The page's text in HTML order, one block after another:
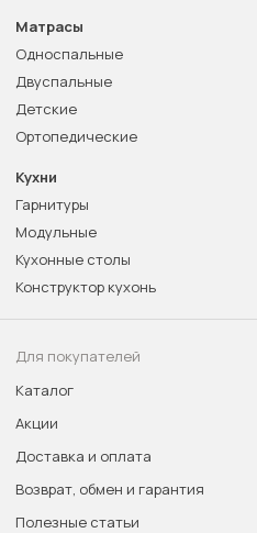
Матрасы
Односпальные
Двуспальные
Детские
Ортопедические
Кухни
Гарнитуры
Модульные
Кухонные столы
Конструктор кухонь
Для покупателей
Каталог
Акции
Доставка и оплата
Возврат, обмен и гарантия
Полезные статьи